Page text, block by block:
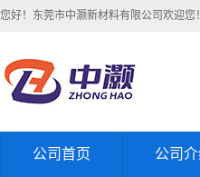
您好！东莞市中灏新材料有限公司欢迎您！
公司首页 公司